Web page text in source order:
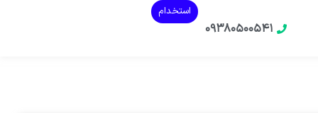
۰۹۳۸۰۵۰۰۵۴۱
استخدام